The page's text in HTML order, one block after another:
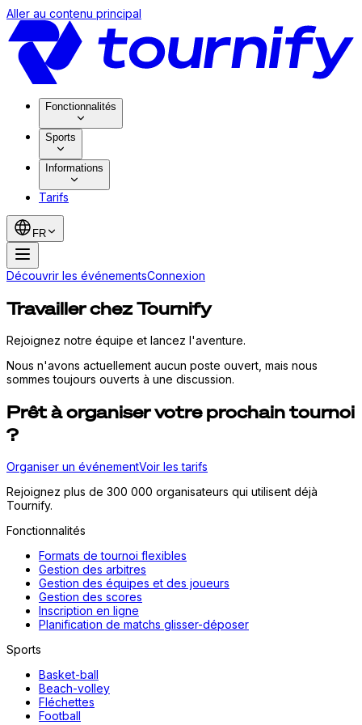
Aller au contenu principal
Fonctionnalités
Sports
Informations
Tarifs
FR
Découvrir les événementsConnexion
Travailler chez Tournify
Rejoignez notre équipe et lancez l'aventure.
Nous n'avons actuellement aucun poste ouvert, mais nous
sommes toujours ouverts à une discussion.
Prêt à organiser votre prochain tournoi
?
Organiser un événementVoir les tarifs
Rejoignez plus de 300 000 organisateurs qui utilisent déjà
Tournify.
Fonctionnalités
Formats de tournoi flexibles
Gestion des arbitres
Gestion des équipes et des joueurs
Gestion des scores
Inscription en ligne
Planification de matchs glisser-déposer
Sports
Basket-ball
Beach-volley
Fléchettes
Football